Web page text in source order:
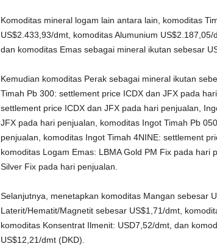
Komoditas mineral logam lain antara lain, komoditas
US$2.433,93/dmt, komoditas Alumunium
dan komoditas Emas sebagai mineral ikutan sebesar
Kemudian komoditas Perak sebagai mineral ikutan
Timah Pb 300: settlement price ICDX dan JFX pada
settlement price ICDX dan JFX pada hari penjualan,
JFX pada hari penjualan, komoditas Ingot Timah Pb
penjualan, komoditas Ingot Timah 4NINE: settlement
komoditas Logam Emas: LBMA Gold PM Fix pada hari
Silver Fix pada hari penjualan.
Selanjutnya, menetapkan komoditas Mangan sebesar
Laterit/Hematit/Magnetit sebesar US$1,71/dmt,
komoditas Konsentrat Ilmenit: USD7,52/dmt, dan
US$12,21/dmt (DKD).